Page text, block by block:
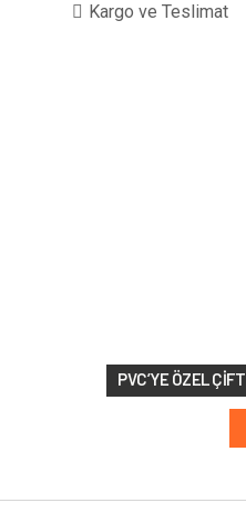
Kargo ve Teslimat
PVC’YE ÖZEL